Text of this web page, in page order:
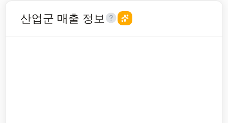
산업군 매출 정보